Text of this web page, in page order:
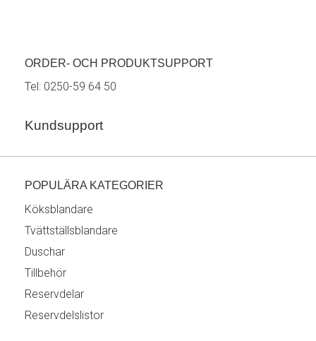
ORDER- OCH PRODUKTSUPPORT
Tel: 0250-59 64 50
Kundsupport
POPULÄRA KATEGORIER
Köksblandare
Tvättställsblandare
Duschar
Tillbehör
Reservdelar
Reservdelslistor